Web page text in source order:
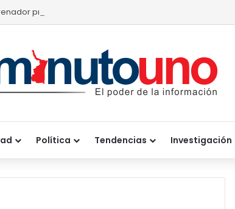
provoca pérdidas de hasta 4 mil pesos por becerro
Política Tendencias Investigación